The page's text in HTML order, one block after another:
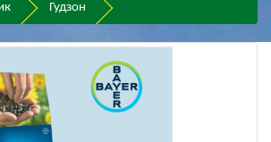
Гудзон